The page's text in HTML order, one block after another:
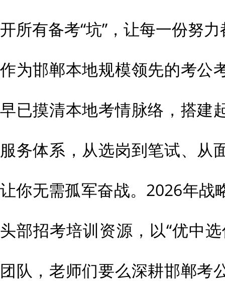
开所有备考“坑”，让每一份努
作为邯郸本地规模领先的考公
早已摸清本地考情脉络，搭建
服务体系，从选岗到笔试、从
让你无需孤军奋战。2026年战
头部招考培训资源，以“优中
团队，老师们要么深耕邯郸考